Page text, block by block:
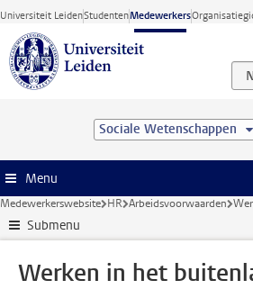
Ga direct naar de inhoud
Universiteit LeidenStudentenMedewerkers
Sociale Wetenschappen
Menu
Medewerkerswebsite HR Arbeidsvoorwaarden
Submenu
Werken in het